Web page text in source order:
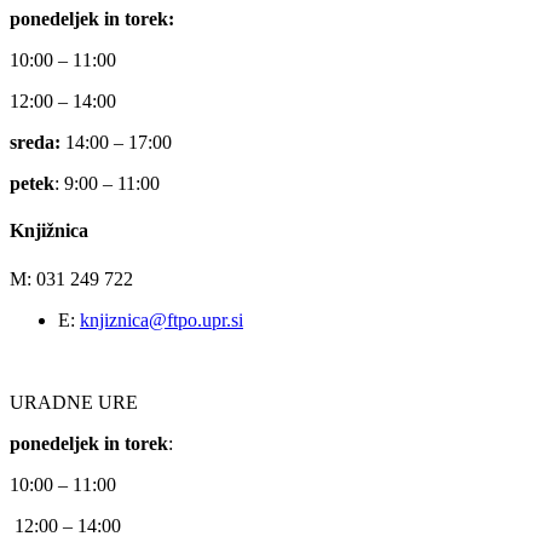
ponedeljek in torek:
10:00 – 11:00
12:00 – 14:00
sreda: 14:00 – 17:00
petek: 9:00 – 11:00
Knjižnica
M: 031 249 722
E: knjiznica@ftpo.upr.si
URADNE URE
ponedeljek in torek:
10:00 – 11:00
12:00 – 14:00